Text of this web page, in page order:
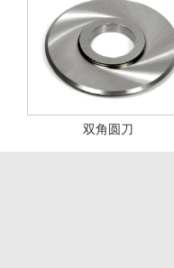
双角圆刀